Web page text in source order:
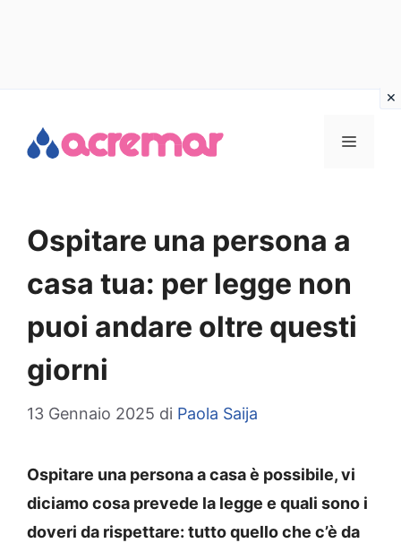
contenuto
MENU
Ospitare una persona a
casa tua: per legge non
puoi andare oltre questi
giorni
13 Gennaio 2025 di Paola Saija
Ospitare una persona a casa è possibile, vi
diciamo cosa prevede la legge e quali sono i
doveri da rispettare: tutto quello che c’è da